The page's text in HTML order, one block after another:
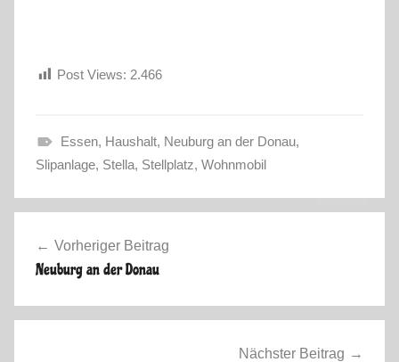
Post Views: 2.466
F
ü
i
n
Essen, Haushalt, Neuburg an der Donau,
Slipanlage, Stella, Stellplatz, Wohnmobil
Vorheriger Beitrag
Neuburg an der Donau
Nächster Beitrag